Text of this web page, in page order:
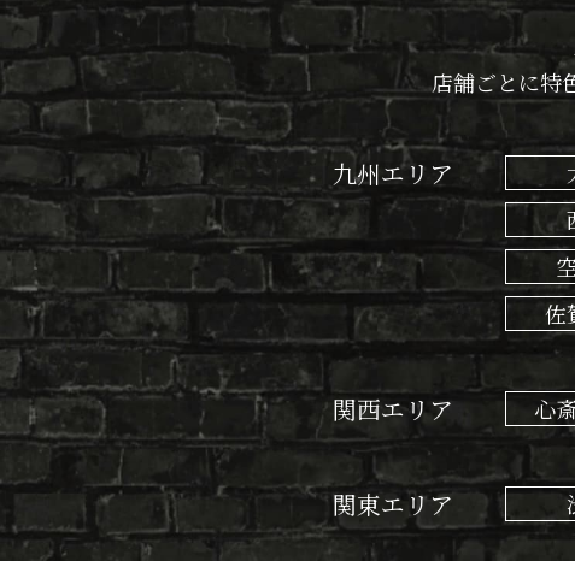
介
店舗ごとに特
九州エリア
佐
関西エリア 心
関東エリア